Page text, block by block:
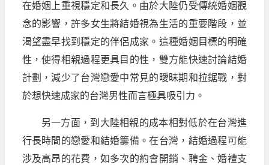
在婚姻上重視穩定和長久。由於大陸仍受傳統婚姻觀
念的影響，許多女生將結婚視為生活的重要階段，並
渴望盡早找到穩定的伴侶成家。這種婚姻目標的明確
性，使得相親過程更具目的性，雙方能快速討論結婚
計劃，減少了台灣戀愛中常見的曖昧期和拉鋸戰，對
於想快速成家的台灣男性而言極具吸引力。
另一方面，到大陸相親的成本相對低於在台灣進
行長時間的戀愛和結婚籌備。在台灣，結婚過程可能
涉及高昂的花費，如多次的約會開銷、聘金、婚禮支